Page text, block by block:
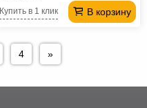
В корзину
Купить в 1 клик
4 »